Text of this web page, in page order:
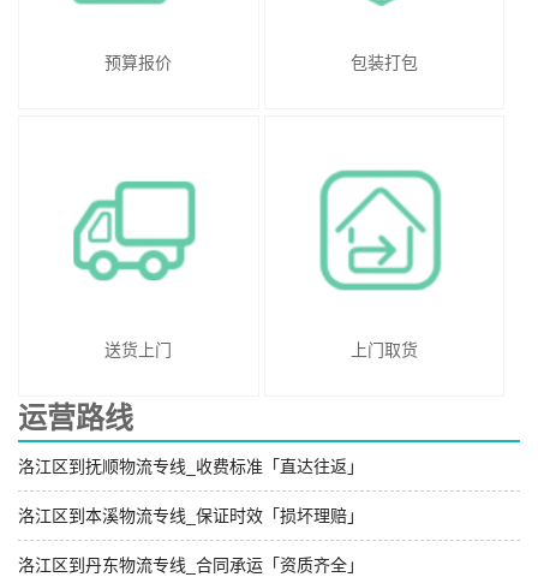
预算报价 包装打包
送货上门 上门取货
运营路线
洛江区到抚顺物流专线_收费标准「直达往返」
洛江区到本溪物流专线_保证时效「损坏理赔」
洛江区到丹东物流专线_合同承运「资质齐全」